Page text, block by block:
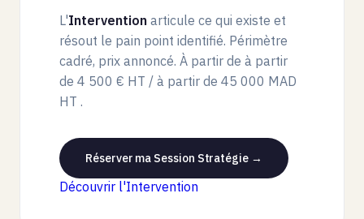
L'Intervention articule ce qui existe et
résout le pain point identifié. Périmètre
cadré, prix annoncé. À partir de à partir
de 4 500 € HT / à partir de 45 000 MAD
HT .
Réserver ma Session Stratégie →
Découvrir l'Intervention